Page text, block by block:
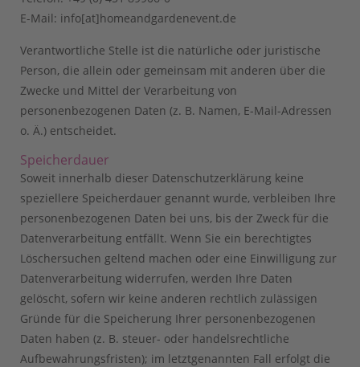
E-Mail: info[at]homeandgardenevent.de
Verantwortliche Stelle ist die natürliche oder juristische
Person, die allein oder gemeinsam mit anderen über die
Zwecke und Mittel der Verarbeitung von
personenbezogenen Daten (z. B. Namen, E-Mail-Adressen
o. Ä.) entscheidet.
Speicherdauer
Soweit innerhalb dieser Datenschutzerklärung keine
speziellere Speicherdauer genannt wurde, verbleiben Ihre
personenbezogenen Daten bei uns, bis der Zweck für die
Datenverarbeitung entfällt. Wenn Sie ein berechtigtes
Löschersuchen geltend machen oder eine Einwilligung zur
Datenverarbeitung widerrufen, werden Ihre Daten
gelöscht, sofern wir keine anderen rechtlich zulässigen
Gründe für die Speicherung Ihrer personenbezogenen
Daten haben (z. B. steuer- oder handelsrechtliche
Aufbewahrungsfristen); im letztgenannten Fall erfolgt die